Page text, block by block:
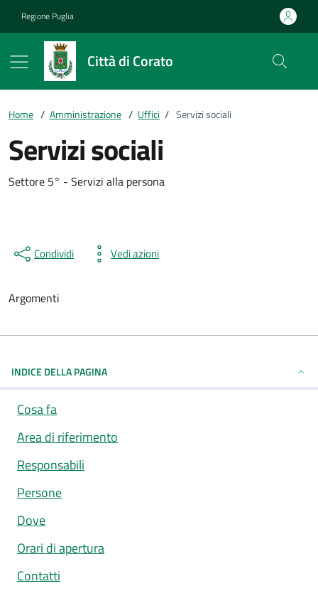
Regione Puglia
Città di Corato
Home / Amministrazione / Uffici / Servizi sociali
Servizi sociali
Settore 5° - Servizi alla persona
Condividi Vedi azioni
Argomenti
INDICE DELLA PAGINA
Cosa fa
Area di riferimento
Responsabili
Persone
Dove
Orari di apertura
Contatti